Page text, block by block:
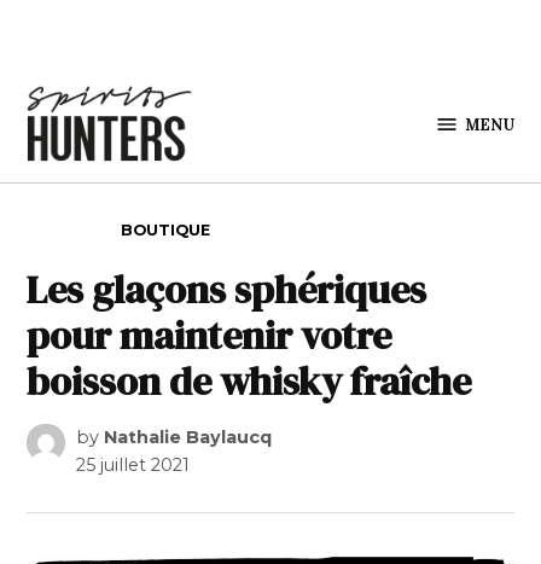
MENU
BOUTIQUE
Les glaçons sphériques
pour maintenir votre
boisson de whisky fraîche
by Nathalie Baylaucq
25 juillet 2021